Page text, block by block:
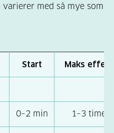
med så mye som
Start Maks effekt
0–2 min 1–3 timer